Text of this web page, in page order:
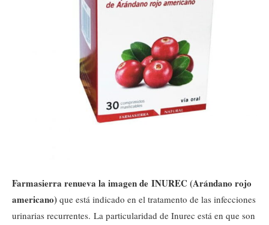
Farmasierra renueva la imagen de INUREC (Arándano rojo
americano) que está indicado en el tratamento de las infecciones
urinarias recurrentes. La particularidad de Inurec está en que son